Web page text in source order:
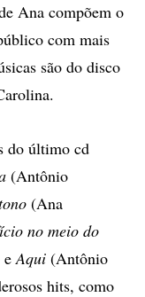
Ana compõem o
com mais
são do disco
do último cd
(Antônio
(Ana
no meio do
eAqui (Antônio
hits, como